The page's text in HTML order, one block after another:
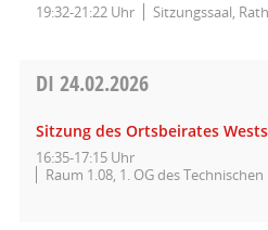
19:32-21:22 Uhr Sitzungssaal,
DI 24.02.2026
Sitzung des Ortsbeirates
16:35-17:15 Uhr
Raum 1.08, 1. OG des